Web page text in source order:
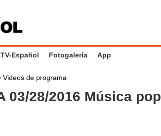
Español Fotogalería App
Videos de programa
03/28/2016 Música pop